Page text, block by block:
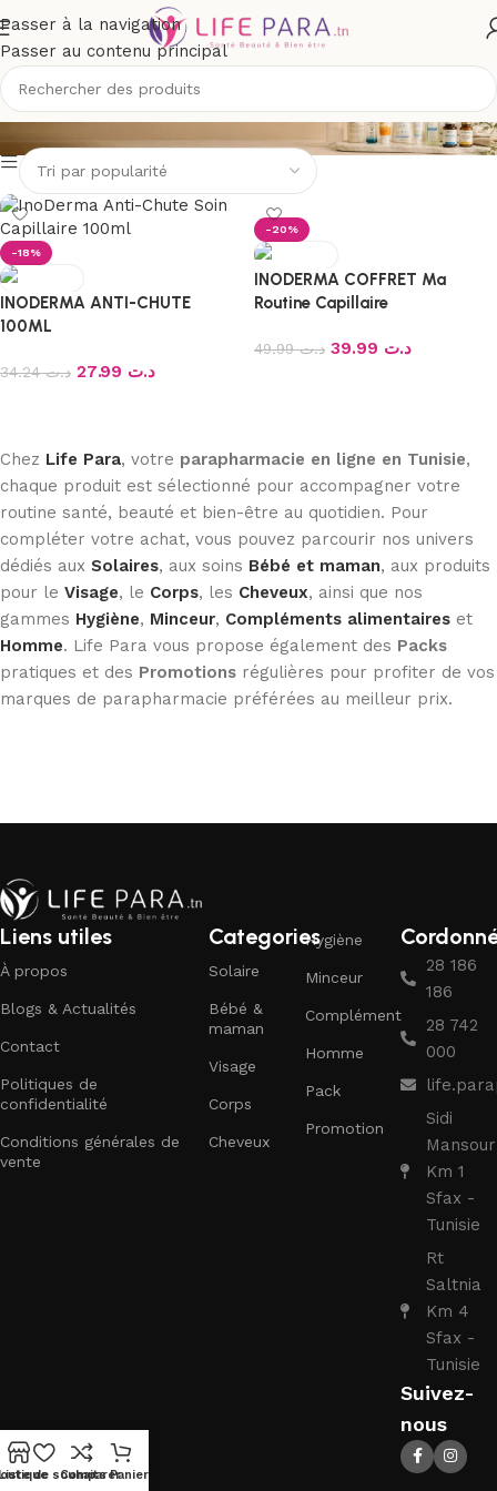
Passer à la navigation
Passer au contenu principal
INODERMA
-18%
INODERMA ANTI-CHUTE
100ML
د.ت34.24 د.ت
-20%
INODERMA COFFRET Ma
Routine Capillaire
د.ت49.99 د.ت
Chez Life Para, votre parapharmacie en ligne en Tunisie,
chaque produit est sélectionné pour accompagner votre
routine santé, beauté et bien-être au quotidien. Pour
compléter votre achat, vous pouvez parcourir nos univers
dédiés aux Solaires, aux soins Bébé et maman, aux produits
pour le Visage, le Corps, les Cheveux, ainsi que nos
gammes Hygiène, Minceur, Compléments alimentaires et
Homme. Life Para vous propose également des Packs
pratiques et des Promotions régulières pour profiter de vos
marques de parapharmacie préférées au meilleur prix.
Liens utiles
À propos
Blogs & Actualités
Contact
Politiques de
confidentialité
Conditions générales de
vente
Categories
Solaire
Bébé &
maman
Visage
Corps
Cheveux
Hygiène
Minceur
Complément
Homme
Pack
Promotion
28 186
186
28 742
000
Sidi
Mansour
Km 1
Sfax -
Tunisie
Rt
Saltnia
Km 4
Sfax -
Tunisie
Suivez-
nous
de souhaits
ComparerPanier